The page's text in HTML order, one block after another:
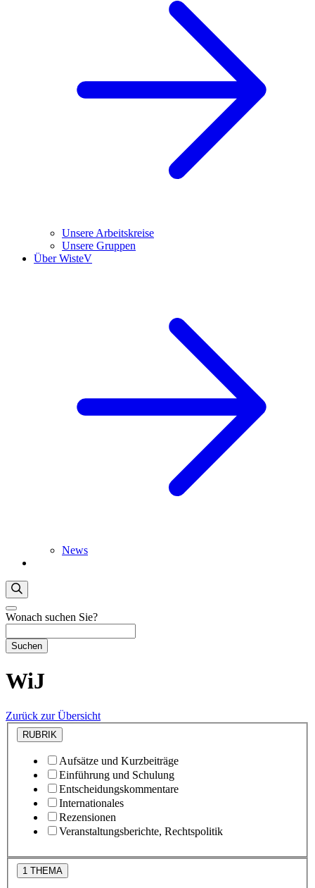
Unsere Arbeitskreise
Unsere Gruppen
Über WisteV
News
Wonach suchen Sie?
Suchen
WiJ
Zurück zur Übersicht
RUBRIK
Aufsätze und Kurzbeiträge
Einführung und Schulung
Entscheidungskommentare
Internationales
Rezensionen
Veranstaltungsberichte, Rechtspolitik
1 THEMA